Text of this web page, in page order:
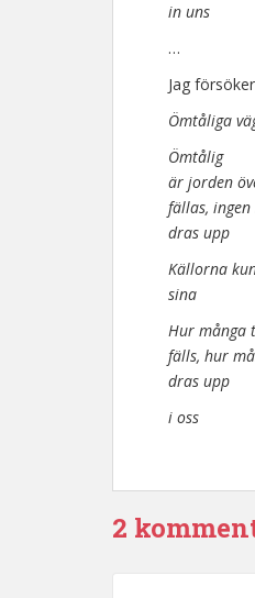
in uns
…
Jag
Ömtåliga
Ömtålig
är jorden
fällas,
dras upp
Källorna
sina
Hur många
fälls, hur
dras upp
i oss
2